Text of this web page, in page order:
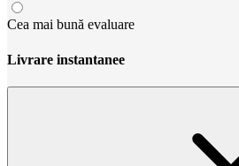
Cea mai bună evaluare
Livrare instantanee